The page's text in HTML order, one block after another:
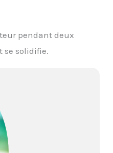
pendant deux
se solidifie.